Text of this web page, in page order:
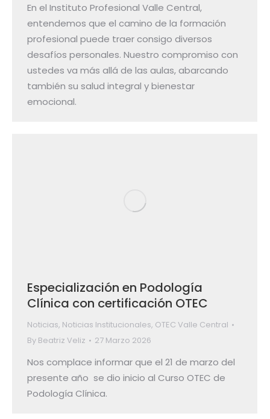
En el Instituto Profesional Valle Central,
entendemos que el camino de la formación
profesional puede traer consigo diversos
desafíos personales. Nuestro compromiso con
ustedes va más allá de las aulas, abarcando
también su salud integral y bienestar
emocional.
Especialización en Podología
Clínica con certificación OTEC
Noticias, Noticias Institucionales, OTEC Valle Central
By Beatriz Veliz 27 Marzo 2026
Nos complace informar que el 21 de marzo del
presente año se dio inicio al Curso OTEC de
Podología Clínica.